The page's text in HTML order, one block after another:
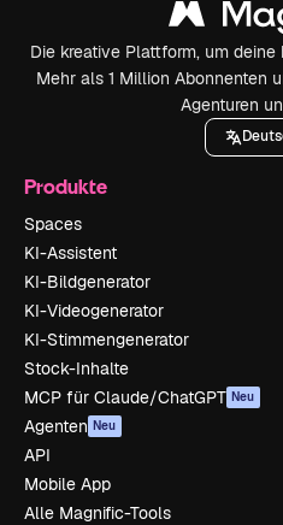
Die kreative Plattform, um
Mehr als 1 Million Abonnenten
Agenturen
Produkte
Spaces
KI-Assistent
KI-Bildgenerator
KI-Videogenerator
KI-Stimmengenerator
Stock-Inhalte
MCP für Claude/ChatGPT Neu
Agenten Neu
API
Mobile App
Alle Magnific-Tools